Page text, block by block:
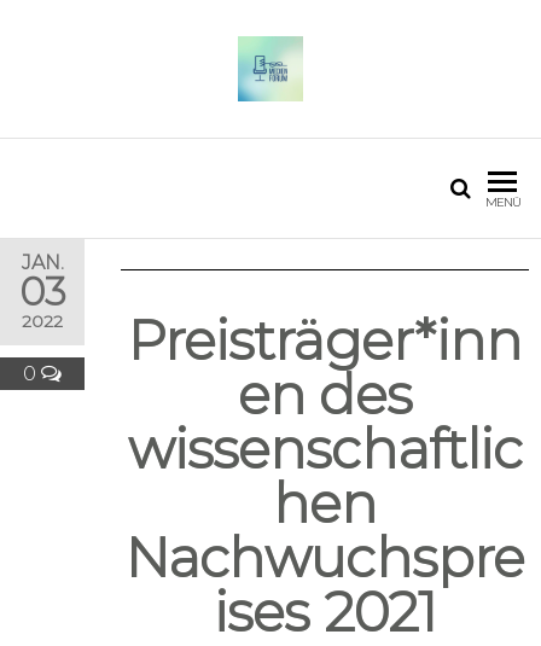
MENÜ
JAN.
03
2022
0
Preisträger*inn
en des
wissenschaftlic
hen
Nachwuchspre
ises 2021